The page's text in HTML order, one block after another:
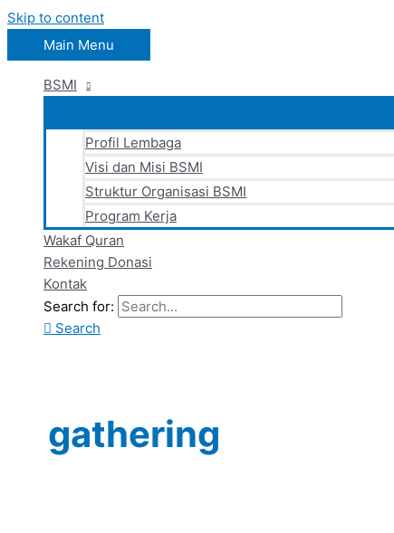
Skip to content
Main Menu
BSMI
Profil Lembaga
Visi dan Misi BSMI
Struktur Organisasi BSMI
Program Kerja
Wakaf Quran
Rekening Donasi
Kontak
Search for:
Search
gathering